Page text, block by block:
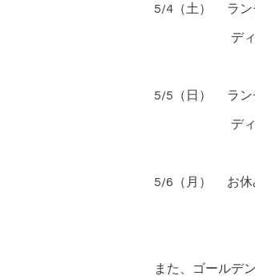
5/4（土） ラン
ディナー
5/5（日） ラン
ディナー
5/6（月） お休
また、ゴールデ